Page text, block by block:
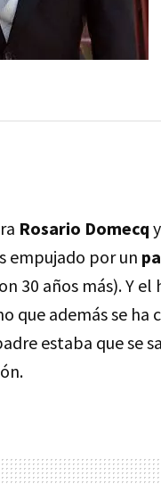
Rosario Domecq y
empujado por un
30 años más). Y el
que además se ha
estaba que se